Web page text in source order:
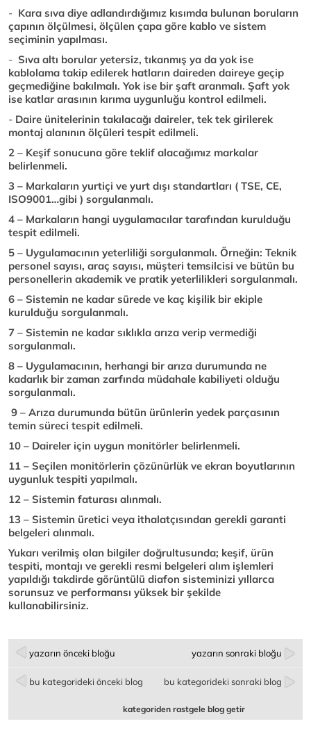
- Kara sıva diye adlandırdığımız kısımda bulunan boruların
çapının ölçülmesi, ölçülen çapa göre kablo ve sistem
seçiminin yapılması.
- Sıva altı borular yetersiz, tıkanmış ya da yok ise
kablolama takip edilerek hatların daireden daireye geçip
geçmediğine bakılmalı. Yok ise bir şaft aranmalı. Şaft yok
ise katlar arasının kırıma uygunluğu kontrol edilmeli.
- Daire ünitelerinin takılacağı daireler, tek tek girilerek
montaj alanının ölçüleri tespit edilmeli.
2 – Keşif sonucuna göre teklif alacağımız markalar
belirlenmeli.
3 – Markaların yurtiçi ve yurt dışı standartları ( TSE, CE,
ISO9001…gibi ) sorgulanmalı.
4 – Markaların hangi uygulamacılar tarafından kurulduğu
tespit edilmeli.
5 – Uygulamacının yeterliliği sorgulanmalı. Örneğin: Teknik
personel sayısı, araç sayısı, müşteri temsilcisi ve bütün bu
personellerin akademik ve pratik yeterlilikleri sorgulanmalı.
6 – Sistemin ne kadar sürede ve kaç kişilik bir ekiple
kurulduğu sorgulanmalı.
7 – Sistemin ne kadar sıklıkla arıza verip vermediği
sorgulanmalı.
8 – Uygulamacının, herhangi bir arıza durumunda ne
kadarlık bir zaman zarfında müdahale kabiliyeti olduğu
sorgulanmalı.
9 – Arıza durumunda bütün ürünlerin yedek parçasının
temin süreci tespit edilmeli.
10 – Daireler için uygun monitörler belirlenmeli.
11 – Seçilen monitörlerin çözünürlük ve ekran boyutlarının
uygunluk tespiti yapılmalı.
12 – Sistemin faturası alınmalı.
13 – Sistemin üretici veya ithalatçısından gerekli garanti
belgeleri alınmalı.
Yukarı verilmiş olan bilgiler doğrultusunda; keşif, ürün
tespiti, montajı ve gerekli resmi belgeleri alım işlemleri
yapıldığı takdirde görüntülü diafon sisteminizi yıllarca
sorunsuz ve performansı yüksek bir şekilde
kullanabilirsiniz.
yazarın önceki bloğu yazarın sonraki bloğu
bu kategorideki önceki blog bu kategorideki sonraki blog
kategoriden rastgele blog getir